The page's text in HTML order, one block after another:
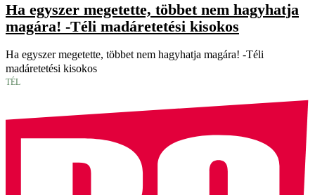
Ha egyszer megetette, többet nem hagyhatja
magára! -Téli madáretetési kisokos
Ha egyszer megetette, többet nem hagyhatja magára! -Téli
madáretetési kisokos
TÉL